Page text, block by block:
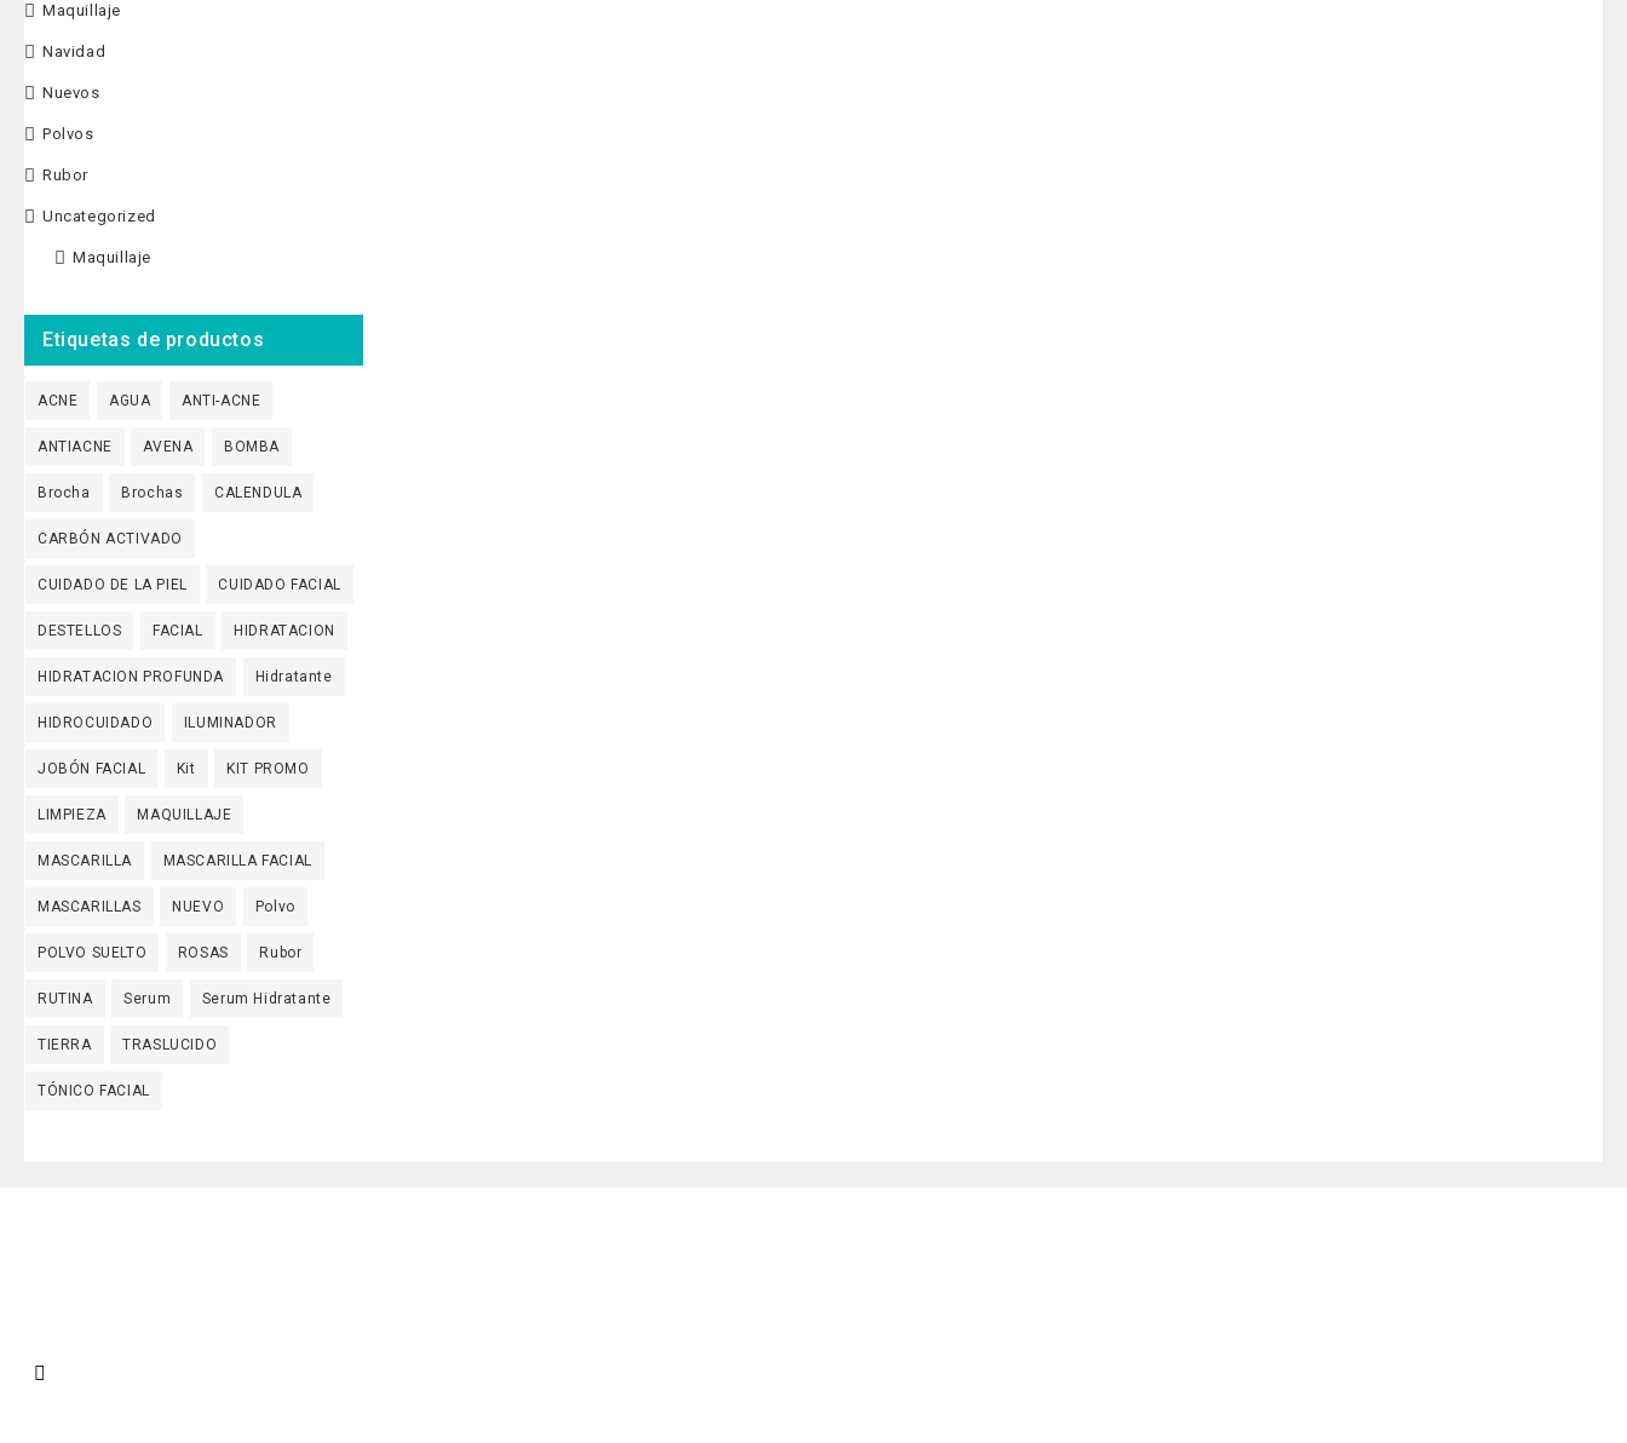
Maquillaje
Navidad
Nuevos
Polvos
Rubor
Uncategorized
Maquillaje
Etiquetas de productos
ACNE AGUA ANTI-ACNE
ANTIACNE AVENA BOMBA
Brocha Brochas CALENDULA
CARBÓN ACTIVADO
CUIDADO DE LA PIEL CUIDADO FACIAL
DESTELLOS FACIAL HIDRATACION
HIDRATACION PROFUNDA Hidratante
HIDROCUIDADO ILUMINADOR
JOBÓN FACIAL Kit KIT PROMO
LIMPIEZA MAQUILLAJE
MASCARILLA MASCARILLA FACIAL
MASCARILLAS NUEVO Polvo
POLVO SUELTO ROSAS Rubor
RUTINA Serum Serum Hidratante
TIERRA TRASLUCIDO
TÓNICO FACIAL